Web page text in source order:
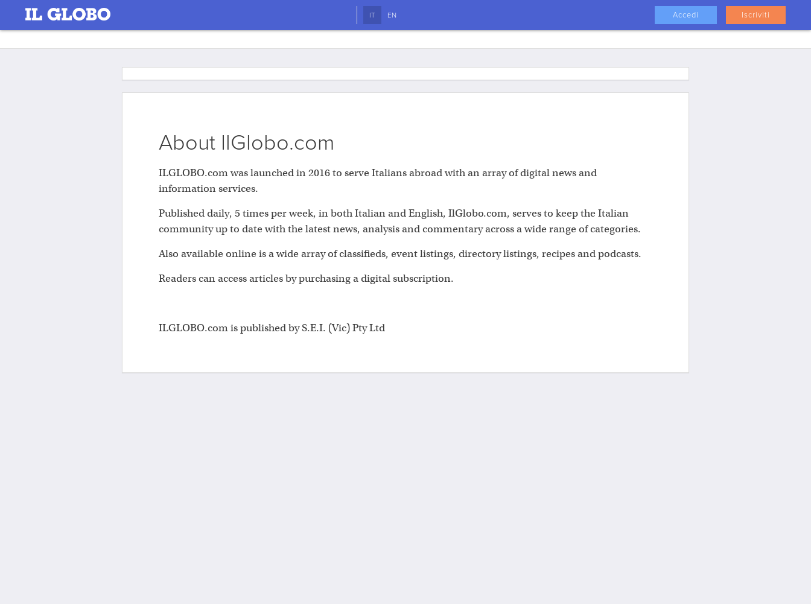
Accedi Iscriviti
IT EN
About IlGlobo.com
ILGLOBO.com was launched in 2016 to serve Italians abroad with an array of digital news and
information services.
Published daily, 5 times per week, in both Italian and English, IlGlobo.com, serves to keep the Italian
community up to date with the latest news, analysis and commentary across a wide range of categories.
Also available online is a wide array of classifieds, event listings, directory listings, recipes and podcasts.
Readers can access articles by purchasing a digital subscription.
ILGLOBO.com is published by S.E.I. (Vic) Pty Ltd